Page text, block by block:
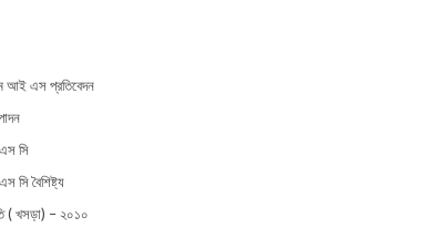
আই এস প্রতিবেদন
সি
সি বৈশিষ্ট্য
( খসড়া) – ২০১০